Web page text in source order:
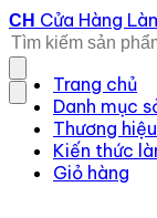
CH Cửa Hàng
Trang chủ
Danh mục
Thương hiệu
Kiến thức
Giỏ hàng